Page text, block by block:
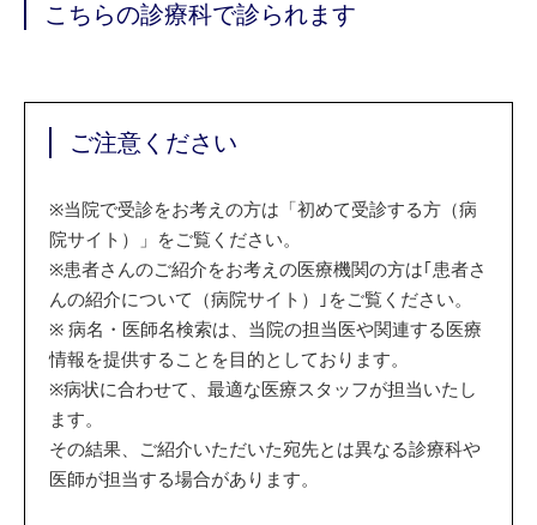
こちらの診療科で診られます
ご注意ください
※当院で受診をお考えの方は「初めて受診する方（病
院サイト）」をご覧ください。
※患者さんのご紹介をお考えの医療機関の方は｢患者さ
んの紹介について（病院サイト）｣をご覧ください。
※ 病名・医師名検索は、当院の担当医や関連する医療
情報を提供することを目的としております。
※病状に合わせて、最適な医療スタッフが担当いたし
ます。
その結果、ご紹介いただいた宛先とは異なる診療科や
医師が担当する場合があります。